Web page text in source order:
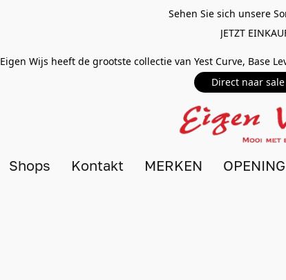
Sehen Sie sich unsere
JETZT
Eigen Wijs heeft de grootste collectie van Yest Curve, Base
Direct naar
Shops Kontakt MERKEN